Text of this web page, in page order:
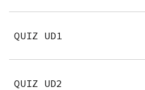
QUIZ UD1
QUIZ UD2